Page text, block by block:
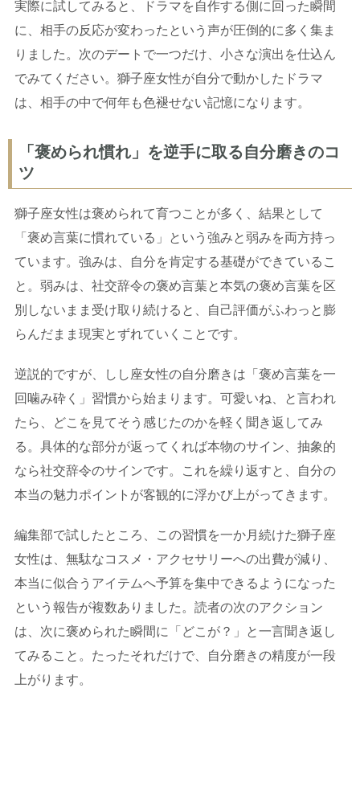
実際に試してみると、ドラマを自作する側に回った瞬間
に、相手の反応が変わったという声が圧倒的に多く集ま
りました。次のデートで一つだけ、小さな演出を仕込ん
でみてください。獅子座女性が自分で動かしたドラマ
は、相手の中で何年も色褪せない記憶になります。
「褒められ慣れ」を逆手に取る自分磨きのコ
ツ
獅子座女性は褒められて育つことが多く、結果として
「褒め言葉に慣れている」という強みと弱みを両方持っ
ています。強みは、自分を肯定する基礎ができているこ
と。弱みは、社交辞令の褒め言葉と本気の褒め言葉を区
別しないまま受け取り続けると、自己評価がふわっと膨
らんだまま現実とずれていくことです。
逆説的ですが、しし座女性の自分磨きは「褒め言葉を一
回噛み砕く」習慣から始まります。可愛いね、と言われ
たら、どこを見てそう感じたのかを軽く聞き返してみ
る。具体的な部分が返ってくれば本物のサイン、抽象的
なら社交辞令のサインです。これを繰り返すと、自分の
本当の魅力ポイントが客観的に浮かび上がってきます。
編集部で試したところ、この習慣を一か月続けた獅子座
女性は、無駄なコスメ・アクセサリーへの出費が減り、
本当に似合うアイテムへ予算を集中できるようになった
という報告が複数ありました。読者の次のアクション
は、次に褒められた瞬間に「どこが？」と一言聞き返し
てみること。たったそれだけで、自分磨きの精度が一段
上がります。